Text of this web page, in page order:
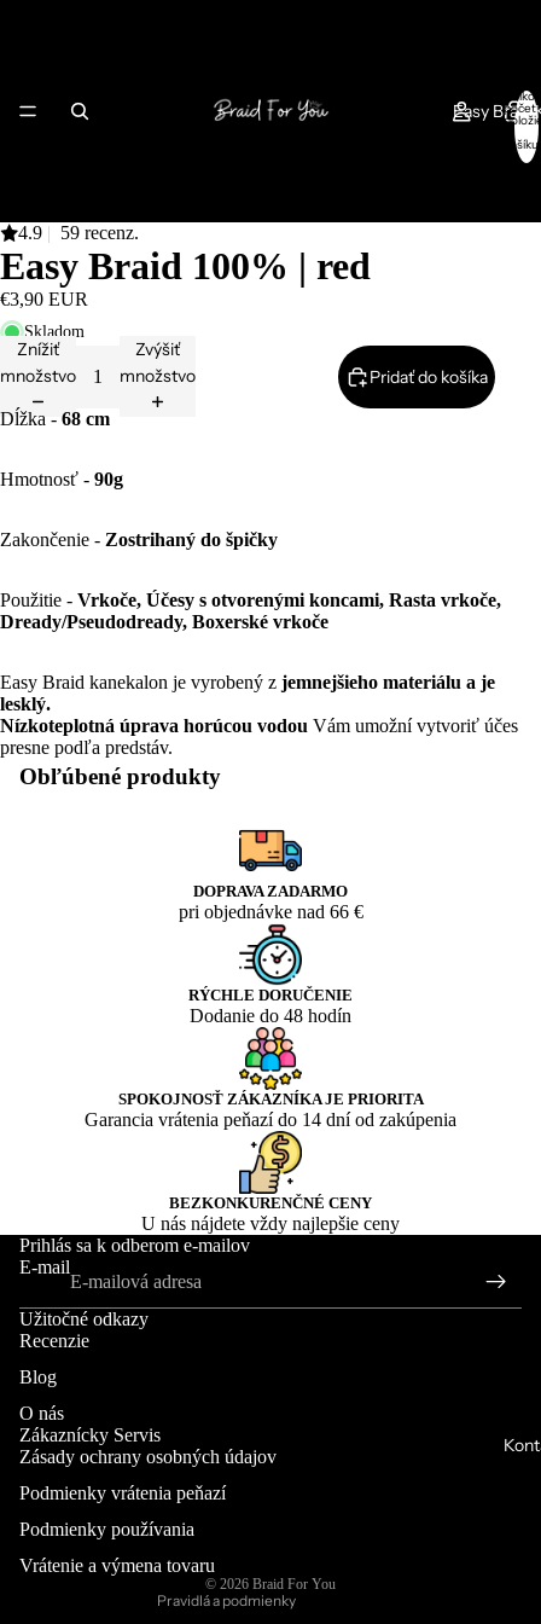
Easy Braid
počet
košíku:
Otvoriť
4.9 | 59 recenz.
Easy Braid 100% | red
€3,90 EUR
Skladom
Znížiť
množstvo
Zvýšiť
množstvo
Pridať do košíka
Dĺžka - 68 cm
Hmotnosť - 90g
Zakončenie - Zostrihaný do špičky
Použitie - Vrkoče, Účesy s otvorenými koncami, Rasta vrkoče,
Dready/Pseudodready, Boxerské vrkoče
Easy Braid kanekalon je vyrobený z jemnejšieho materiálu a je
lesklý.
Nízkoteplotná úprava horúcou vodou Vám umožní vytvoriť účes
presne podľa predstáv.
Obľúbené produkty
DOPRAVA ZADARMO
pri objednávke nad 66 €
RÝCHLE DORUČENIE
Dodanie do 48 hodín
SPOKOJNOSŤ ZÁKAZNÍKA JE PRIORITA
Garancia vrátenia peňazí do 14 dní od zakúpenia
BEZKONKURENČNÉ CENY
U nás nájdete vždy najlepšie ceny
Prihlás sa k odberom e-mailov
E-mail
Užitočné odkazy
Recenzie
Blog
O nás
Zákaznícky Servis
Zásady ochrany osobných údajov
Podmienky vrátenia peňazí
Podmienky používania
Vrátenie a výmena tovaru
© 2026 Braid For You
Pravidlá a podmienky
Pravidlá poskytovania refundácií
Pravidlá ochrany súkromia
Podmienky poskytovania služby
Kontaktné údaje